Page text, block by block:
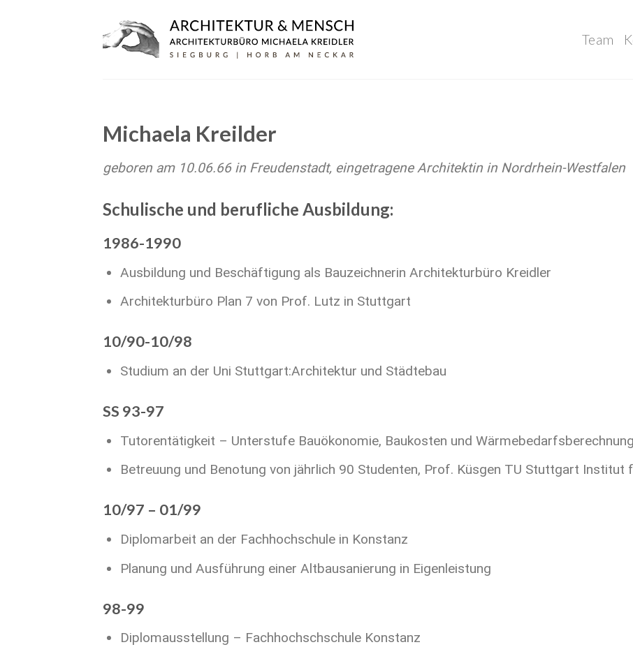
Team
Michaela Kreilder
geboren am 10.06.66 in Freudenstadt, eingetragene Architektin in Nordrhein-Westfalen
Schulische und berufliche Ausbildung:
1986-1990
Ausbildung und Beschäftigung als Bauzeichnerin Architekturbüro Kreidler
Architekturbüro Plan 7 von Prof. Lutz in Stuttgart
10/90-10/98
Studium an der Uni Stuttgart:Architektur und Städtebau
SS 93-97
Tutorentätigkeit – Unterstufe Bauökonomie, Baukosten und
Betreuung und Benotung von jährlich 90 Studenten, Prof. Küsgen TU Stuttgart Institut
10/97 – 01/99
Diplomarbeit an der Fachhochschule in Konstanz
Planung und Ausführung einer Altbausanierung in Eigenleistung
98-99
Diplomausstellung – Fachhochschschule Konstanz